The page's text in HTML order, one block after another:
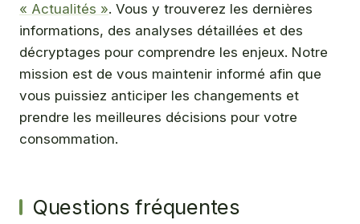
« Actualités ». Vous y trouverez les dernières
informations, des analyses détaillées et des
décryptages pour comprendre les enjeux. Notre
mission est de vous maintenir informé afin que
vous puissiez anticiper les changements et
prendre les meilleures décisions pour votre
consommation.
Questions fréquentes